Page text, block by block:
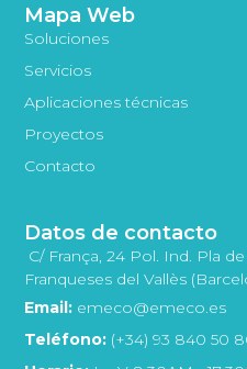
Mapa Web
Soluciones
Servicios
Aplicaciones técnicas
Proyectos
Contacto
Datos de contacto
C/ França, 24 Pol. Ind. Pla
Franqueses del Vallès
Email: emeco@emeco.es
Teléfono: (+34) 93 840 50